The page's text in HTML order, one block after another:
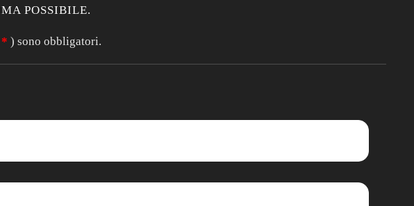
POSSIBILE.
* ) sono obbligatori.